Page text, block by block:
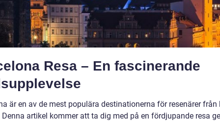
Resa – En fascinerande
är en av de mest populära destinationerna för resenärer från
Denna artikel kommer att ta dig med på en fördjupande resa